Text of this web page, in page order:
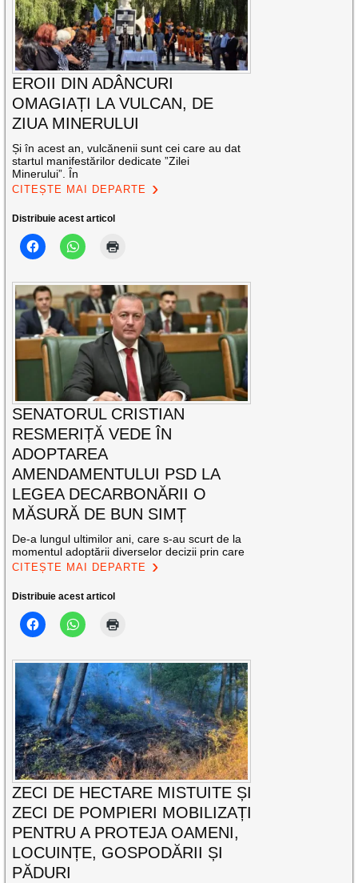
EROII DIN ADÂNCURI
OMAGIAȚI LA VULCAN, DE
ZIUA MINERULUI
Și în acest an, vulcănenii sunt cei care au dat
startul manifestărilor dedicate ”Zilei
Minerului”. În
CITEȘTE MAI DEPARTE
Distribuie acest articol
SENATORUL CRISTIAN
RESMERIȚĂ VEDE ÎN
ADOPTAREA
AMENDAMENTULUI PSD LA
LEGEA DECARBONĂRII O
MĂSURĂ DE BUN SIMȚ
De-a lungul ultimilor ani, care s-au scurt de la
momentul adoptării diverselor decizii prin care
CITEȘTE MAI DEPARTE
Distribuie acest articol
ZECI DE HECTARE MISTUITE ȘI
ZECI DE POMPIERI MOBILIZAȚI
PENTRU A PROTEJA OAMENI,
LOCUINȚE, GOSPODĂRII ȘI
PĂDURI